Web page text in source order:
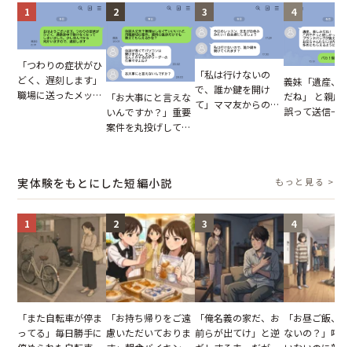
1
「つわりの症状がひ
どく、遅刻します」
職場に送ったメッセ
2
「お大事にと言えな
いんですか？」重要
案件を丸投げして休
3
「私は行けないの
で、誰か鍵を開け
て」ママ友からの
4
義妹「遺産、
だね」 と親戚
誤って送信→夫
実体験をもとにした短編小説 もっと見る >
1
「また自転車が停ま
ってる」毎日勝手に
2
「お持ち帰りをご遠
慮いただいておりま
3
「俺名義の家だ、お
前らが出てけ」と逆
4
「お昼ご飯、
ないの？」呼